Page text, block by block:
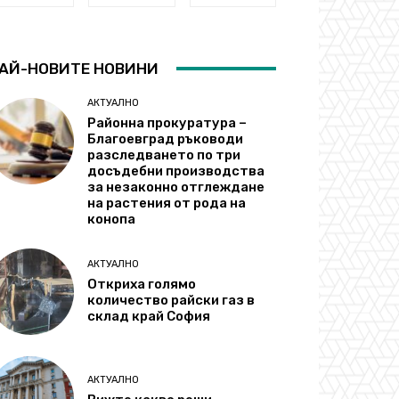
НОВИТЕ НОВИНИ
АКТУАЛНО
Районна прокуратура –
Благоевград ръководи
разследването по три
досъдебни производства
за незаконно отглеждане
на растения от рода на
конопа
АКТУАЛНО
Откриха голямо
количество райски газ в
склад край София
АКТУАЛНО